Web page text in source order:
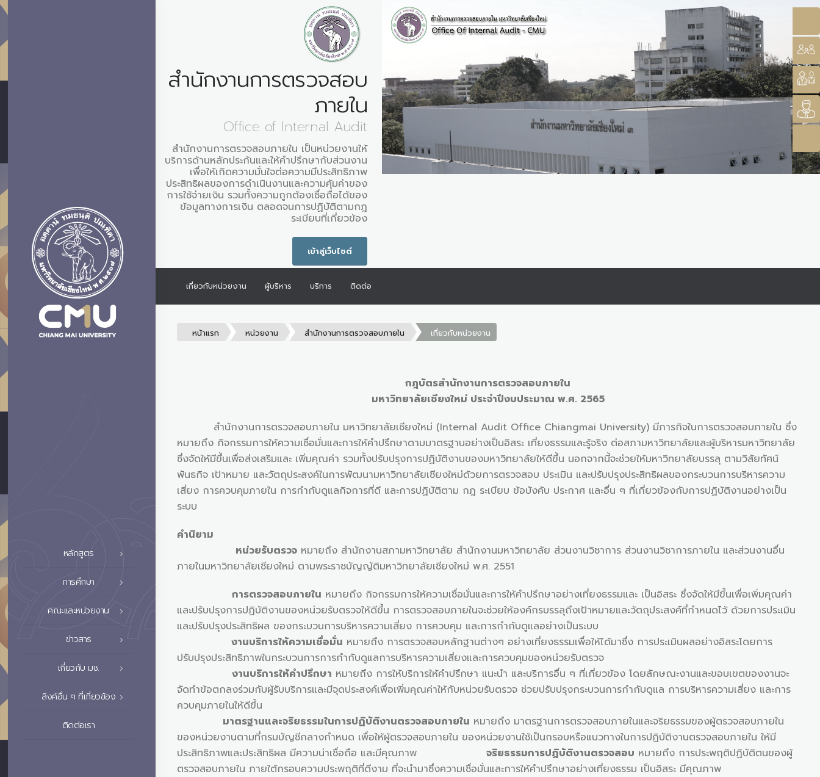
หลักสูตร
การศึกษา
คณะและหน่วยงาน
ข่าวสาร
เกี่ยวกับ มช.
ลิงค์อื่น ๆ ที่เกี่ยวข้อง
ติดต่อเรา
สำนักงานการตรวจสอบ
ภายใน
Office of Internal Audit
สำนักงานการตรวจสอบภายใน เป็นหน่วยงานให้
บริการด้านหลักประกันและให้คำปรึกษากับส่วนงาน
เพื่อให้เกิดความมั่นใจต่อความมีประสิทธิภาพ
ประสิทธิผลของการดำเนินงานและความคุ้มค่าของ
การใช้จ่ายเงิน รวมทั้งความถูกต้องเชื่อถือได้ของ
ข้อมูลทางการเงิน ตลอดจนการปฏิบัติตามกฎ
ระเบียบที่เกี่ยวข้อง
เข้าสู่เว็บไซต์
เกี่ยวกับหน่วยงาน ผู้บริหาร บริการ ติดต่อ
หน้าแรก หน่วยงาน สำนักงานการตรวจสอบภายใน เกี่ยวกับหน่วยงาน
กฎบัตรสำนักงานการตรวจสอบภายใน
มหาวิทยาลัยเชียงใหม่ ประจำปีงบประมาณ พ.ศ. 2565
สำนักงานการตรวจสอบภายใน มหาวิทยาลัยเชียงใหม่ (Internal Audit Office Chiangmai University) มีภารกิจในการตรวจสอบภายใน ซึ่ง
หมายถึง กิจกรรมการให้ความเชื่อมั่นและการให้คำปรึกษาตามมาตรฐานอย่างเป็นอิสระ เที่ยงธรรมและรู้จริง ต่อสภามหาวิทยาลัยและผู้บริหารมหาวิทยาลัย
ซึ่งจัดให้มีขึ้นเพื่อส่งเสริมและ เพิ่มคุณค่า รวมทั้งปรับปรุงการปฏิบัติงานของมหาวิทยาลัยให้ดีขึ้น นอกจากนี้จะช่วยให้มหาวิทยาลัยบรรลุ ตามวิสัยทัศน์
พันธกิจ เป้าหมาย และวัตถุประสงค์ในการพัฒนามหาวิทยาลัยเชียงใหม่ด้วยการตรวจสอบ ประเมิน และปรับปรุงประสิทธิผลของกระบวนการบริหารความ
เสี่ยง การควบคุมภายใน การกำกับดูแลกิจการที่ดี และการปฏิบัติตาม กฎ ระเบียบ ข้อบังคับ ประกาศ และอื่น ๆ ที่เกี่ยวข้องกับการปฏิบัติงานอย่างเป็น
ระบบ
คำนิยาม
หน่วยรับตรวจ หมายถึง สำนักงานสภามหาวิทยาลัย สำนักงานมหาวิทยาลัย ส่วนงานวิชาการ ส่วนงานวิชาการภายใน และส่วนงานอื่น
ภายในมหาวิทยาลัยเชียงใหม่ ตามพระราชบัญญัติมหาวิทยาลัยเชียงใหม่ พ.ศ. 2551
การตรวจสอบภายใน หมายถึง กิจกรรมการให้ความเชื่อมั่นและการให้คำปรึกษาอย่างเที่ยงธรรมและ เป็นอิสระ ซึ่งจัดให้มีขึ้นเพื่อเพิ่มคุณค่า
และปรับปรุงการปฏิบัติงานของหน่วยรับตรวจให้ดีขึ้น การตรวจสอบภายในจะช่วยให้องค์กรบรรลุถึงเป้าหมายและวัตถุประสงค์ที่กำหนดไว้ ด้วยการประเมิน
และปรับปรุงประสิทธิผล ของกระบวนการบริหารความเสี่ยง การควบคุม และการกำกับดูแลอย่างเป็นระบบ
งานบริการให้ความเชื่อมั่น หมายถึง การตรวจสอบหลักฐานต่างๆ อย่างเที่ยงธรรมเพื่อให้ได้มาซึ่ง การประเมินผลอย่างอิสระโดยการ
ปรับปรุงประสิทธิภาพในกระบวนการการกำกับดูแลการบริหารความเสี่ยงและการควบคุมของหน่วยรับตรวจ
งานบริการให้คำปรึกษา หมายถึง การให้บริการให้คำปรึกษา แนะนำ และบริการอื่น ๆ ที่เกี่ยวข้อง โดยลักษณะงานและขอบเขตของงานจะ
จัดทำข้อตกลงร่วมกับผู้รับบริการและมีจุดประสงค์เพื่อเพิ่มคุณค่าให้กับหน่วยรับตรวจ ช่วยปรับปรุงกระบวนการกำกับดูแล การบริหารความเสี่ยง และการ
ควบคุมภายในให้ดีขึ้น
มาตรฐานและจริยธรรมในการปฏิบัติงานตรวจสอบภายใน หมายถึง มาตรฐานการตรวจสอบภายในและจริยธรรมของผู้ตรวจสอบภายใน
ของหน่วยงานตามที่กรมบัญชีกลางกำหนด เพื่อให้ผู้ตรวจสอบภายใน ของหน่วยงานใช้เป็นกรอบหรือแนวทางในการปฏิบัติงานตรวจสอบภายใน ให้มี
ประสิทธิภาพและประสิทธิผล มีความน่าเชื่อถือ และมีคุณภาพ จริยธรรมการปฏิบัติงานตรวจสอบ หมายถึง การประพฤติปฏิบัติตนของผู้
ตรวจสอบภายใน ภายใต้กรอบความประพฤติที่ดีงาม ที่จะนำมาซึ่งความเชื่อมั่นและการให้คำปรึกษาอย่างเที่ยงธรรม เป็นอิสระ มีคุณภาพ